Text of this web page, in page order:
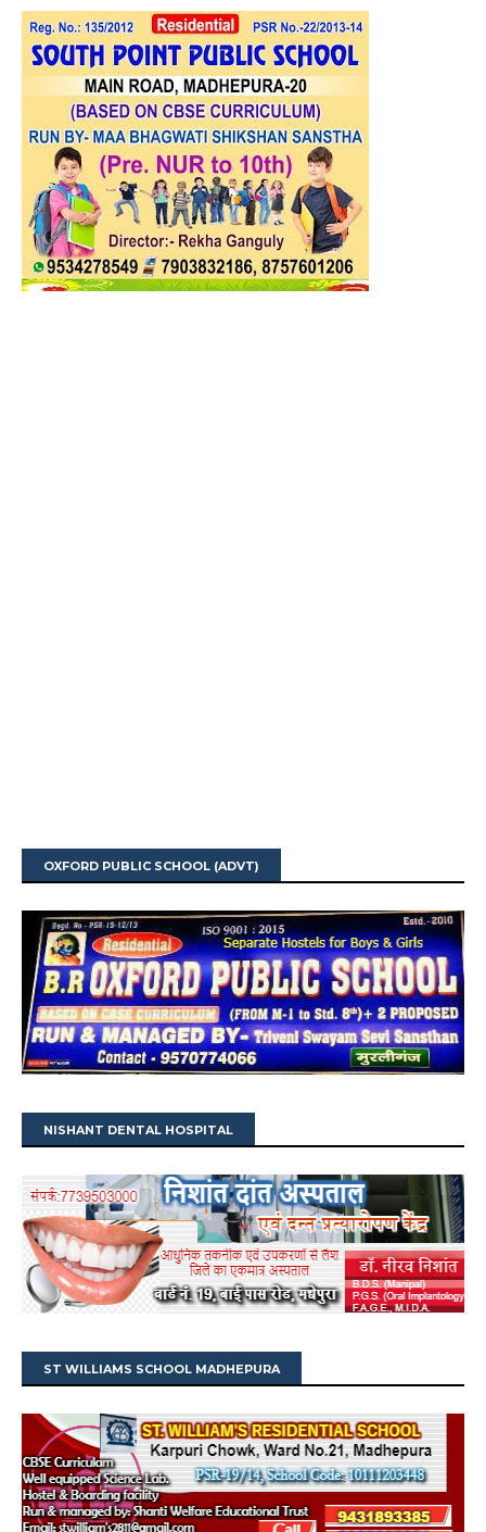
OXFORD PUBLIC SCHOOL (ADVT)
NISHANT DENTAL HOSPITAL
ST WILLIAMS SCHOOL MADHEPURA